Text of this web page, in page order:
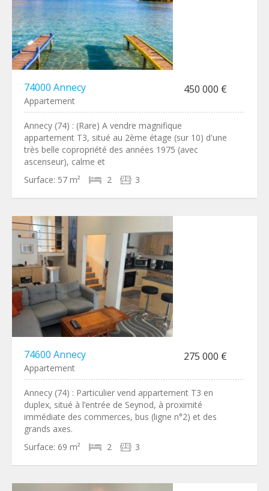
74000 Annecy 450 000 €
Appartement
Annecy (74) : (Rare) A vendre magnifique
appartement T3, situé au 2ème étage (sur 10) d'une
très belle copropriété des années 1975 (avec
ascenseur), calme et
Surface: 57 m² 2 3
74600 Annecy 275 000 €
Appartement
Annecy (74) : Particulier vend appartement T3 en
duplex, situé à l’entrée de Seynod, à proximité
immédiate des commerces, bus (ligne n°2) et des
grands axes.
Surface: 69 m² 2 3